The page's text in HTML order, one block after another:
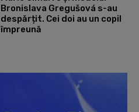
Bronislava Gregušová s-au
despărțit. Cei doi au un copil
împreună